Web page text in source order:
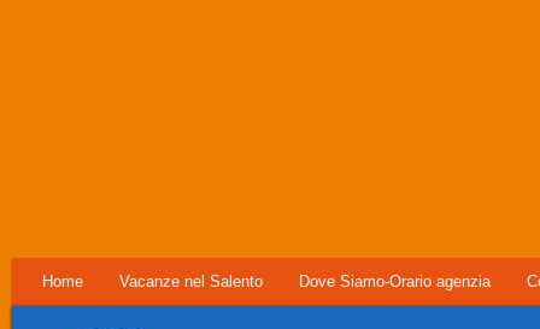
Home Vacanze nel Salento Dove Siamo-Orario agenzia